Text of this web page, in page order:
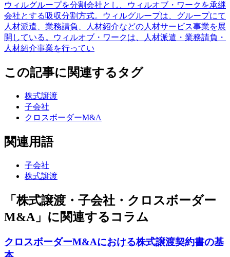
ウィルグループを分割会社とし、ウィルオブ・ワークを承継
会社とする吸収分割方式。ウィルグループは、グループにて
人材派遣、業務請負、人材紹介などの人材サービス事業を展
開している。ウィルオブ・ワークは、人材派遣・業務請負・
人材紹介事業を行ってい
この記事に関連するタグ
株式譲渡
子会社
クロスボーダーM&A
関連用語
子会社
株式譲渡
「株式譲渡・子会社・クロスボーダー
M&A」に関連するコラム
クロスボーダーM&Aにおける株式譲渡契約書の基